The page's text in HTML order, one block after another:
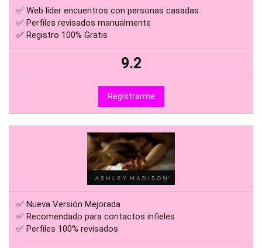
✅ Web líder encuentros con personas casadas
✅ Perfiles revisados manualmente
✅ Registro 100% Gratis
9.2
Registrarme
✅ Nueva Versión Mejorada
✅ Recomendado para contactos infieles
✅ Perfiles 100% revisados